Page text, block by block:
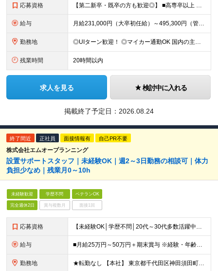
応募資格 【第二新卒・既卒の方も歓迎◎】 ■高専卒以上 （大学卒業・大学院修了の方、 または工業高等専門学校（5年制）卒業の方を想定しています。）
給与 月給231,000円（大卒初任給）～495,300円（管理職） ※残業代は100％支給します ※3ヶ月の試用期間あり。その間の待遇に変更はありません
勤務地 ◎UIターン歓迎！ ◎マイカー通勤OK 国内の主要工場・研究所でのご勤務となります。（北海道、秋田、宮城、福島、茨城、埼玉、栃木、静岡、兵庫、広島、島根、山口、熊本） 初任地については、応募時に希望
残業時間 20時間以内
求人を見る 検討中に入れる
掲載終了予定日： 2026.08.24
終了間近 正社員 面接情報有 自己PR不要
株式会社エムオープランニング
設置サポートスタッフ｜未経験OK｜週2～3日勤務の相談可｜体力
負担少なめ｜残業月0～10h
未経験歓迎 学歴不問 ベテランOK
完全週休2日 賞与複数月 面接1回
応募資格 【未経験OK│学歴不問│20代～30代多数活躍中】 ◇基本的なPCスキルをお持ちの方（文字入力程度でOK） ＼接客・販売経験者が多数活躍中！／ 「人と関わる仕事が好き」 「立ち仕事から、長く働ける環
給与 ■月給25万円～50万円＋期末賞与 ※経験・年齢・スキルを考慮し決定します ※残業代は1分単位で全額支給します ※試用期間（3ヶ月）あり。期間中の給与・その他待遇に差異はありません
勤務地 ★転勤なし 【本社】 東京都千代田区神田須田町1－26 芝信神田ビル10F ※プロジェクト先は、通勤時間も考慮し相談の上決定しています ※出張は、首都圏の日帰りがメインなど相談が可能です！ ※（変